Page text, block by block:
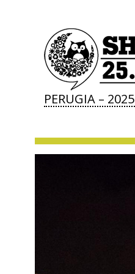
PERUGIA – 2025